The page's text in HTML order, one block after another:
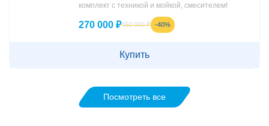
комплект с техникой и мойкой, смесителем!
270 000 ₽450 000 ₽ -40%
Купить
Посмотреть все